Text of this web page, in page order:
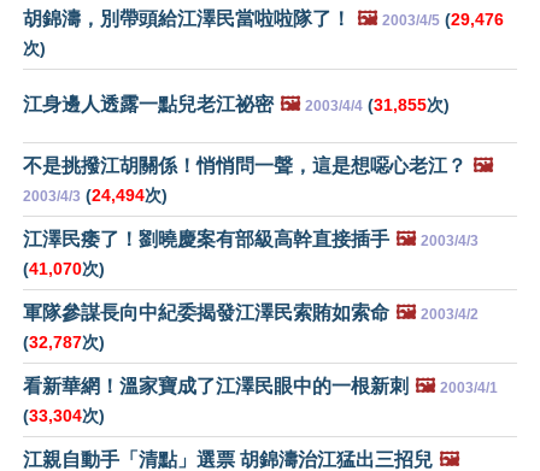
胡錦濤，別帶頭給江澤民當啦啦隊了！ 🖼️ 2003/4/5 (29,476
次)
江身邊人透露一點兒老江祕密 🖼️ 2003/4/4 (31,855次)
不是挑撥江胡關係！悄悄問一聲，這是想噁心老江？ 🖼️
2003/4/3 (24,494次)
江澤民痿了！劉曉慶案有部級高幹直接插手 🖼️ 2003/4/3
(41,070次)
軍隊參謀長向中紀委揭發江澤民索賄如索命 🖼️ 2003/4/2
(32,787次)
看新華網！溫家寶成了江澤民眼中的一根新刺 🖼️ 2003/4/1
(33,304次)
江親自動手「清點」選票 胡錦濤治江猛出三招兒 🖼️